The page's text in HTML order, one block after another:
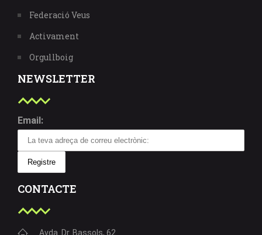
Federació Veus
Activament
Orgullboig
NEWSLETTER
Email:
CONTACTE
Avda. Dr. Bassols, 62